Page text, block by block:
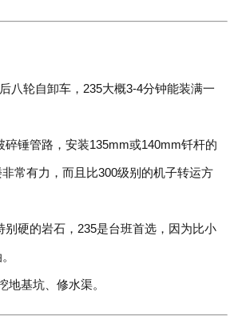
八轮自卸车，235大概3-4分钟能装满一
碎锤管路，安装135mm或140mm钎杆的
常有力，而且比300级别的机子转运方
别硬的岩石，235是台班首选，因为比小
地基坑、修水渠。